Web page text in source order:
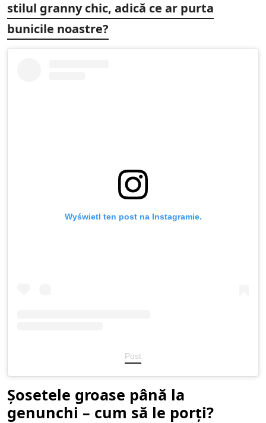
stilul granny chic, adică ce ar purta
bunicile noastre?
Wyświetl ten post na Instagramie.
Post
Șosetele groase până la
genunchi – cum să le porți?